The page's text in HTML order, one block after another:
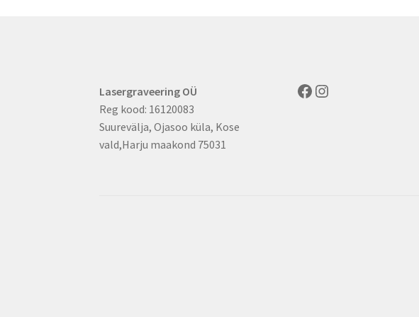
Lasergraveering OÜ
Reg kood: 16120083
Suurevälja, Ojasoo küla, Kose
vald,Harju maakond 75031
Facebook
Instagram